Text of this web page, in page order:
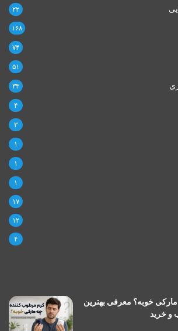
۲۲
۱۶۸
۷۴
۵۱
۳۳
۴
۳
۱
۱
۱
۱۷
۱۲
۴
خوبه؟ معرفی بهترین
و خرید